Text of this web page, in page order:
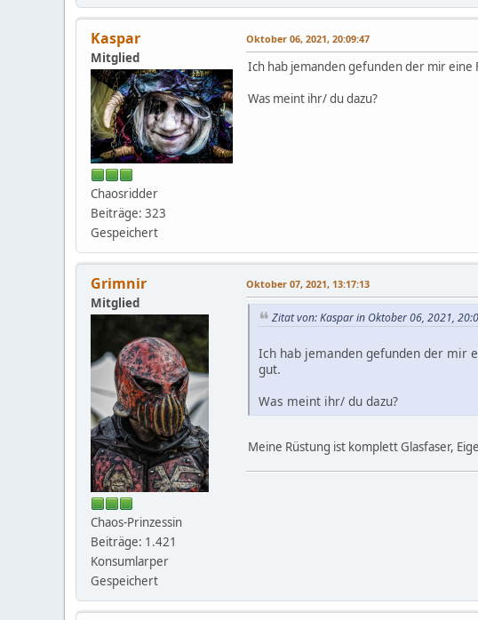
Kaspar
Mitglied
Chaosridder
Beiträge: 323
Gespeichert
Oktober 06, 2021, 20:09:47
Ich hab jemanden gefunden der mir eine
Was meint ihr/ du dazu?
Grimnir
Mitglied
Chaos-Prinzessin
Beiträge: 1.421
Konsumlarper
Gespeichert
Oktober 07, 2021, 13:17:13
Zitat von: Kaspar in Oktober 06, 2021,
Ich hab jemanden gefunden der mir
gut.
Was meint ihr/ du dazu?
Meine Rüstung ist komplett Glasfaser,